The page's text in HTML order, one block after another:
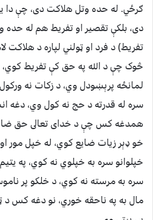
ګرځي. له حده وتل هلاکت دى، چې دا
دى، بلکې تقصير او تفريط هم له حده
تفريط) د فرد او ټولني لپاره د هلاکت
څوک چې د الله په حق کې تفريط
لمانځه پرېښودل وي، د زکات نه
سره له قدرته د حج نه کول وي، دغه
همدغه كس چې د خداى تعالى حق
خو ډېر زيات ضايع کوي، له خپل مور
خپلوانو سره به خپلوي نه کوي، په
سره به مرسته نه کوي، د خلکو پر
مال به په ناحقه خوري، نو دغه کس د